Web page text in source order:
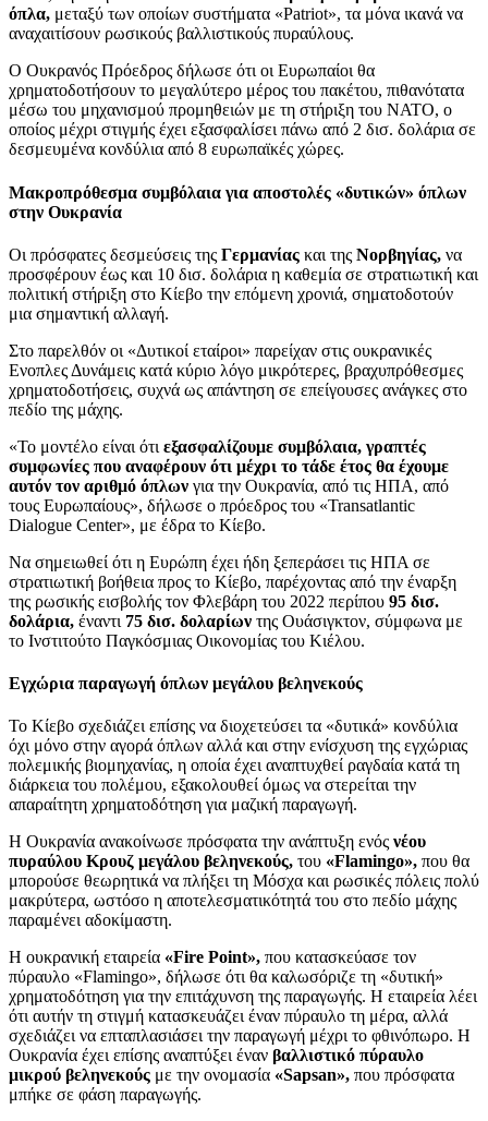
όπλα, μεταξύ των οποίων συστήματα «Patriot», τα μόνα ικανά να
αναχαιτίσουν ρωσικούς βαλλιστικούς πυραύλους.
Ο Ουκρανός Πρόεδρος δήλωσε ότι οι Ευρωπαίοι θα
χρηματοδοτήσουν το μεγαλύτερο μέρος του πακέτου, πιθανότατα
μέσω του μηχανισμού προμηθειών με τη στήριξη του ΝΑΤΟ, ο
οποίος μέχρι στιγμής έχει εξασφαλίσει πάνω από 2 δισ. δολάρια σε
δεσμευμένα κονδύλια από 8 ευρωπαϊκές χώρες.
Μακροπρόθεσμα συμβόλαια για αποστολές «δυτικών» όπλων
στην Ουκρανία
Οι πρόσφατες δεσμεύσεις της Γερμανίας και της Νορβηγίας, να
προσφέρουν έως και 10 δισ. δολάρια η καθεμία σε στρατιωτική και
πολιτική στήριξη στο Κίεβο την επόμενη χρονιά, σηματοδοτούν
μια σημαντική αλλαγή.
Στο παρελθόν οι «Δυτικοί εταίροι» παρείχαν στις ουκρανικές
Ενοπλες Δυνάμεις κατά κύριο λόγο μικρότερες, βραχυπρόθεσμες
χρηματοδοτήσεις, συχνά ως απάντηση σε επείγουσες ανάγκες στο
πεδίο της μάχης.
«Το μοντέλο είναι ότι εξασφαλίζουμε συμβόλαια, γραπτές
συμφωνίες που αναφέρουν ότι μέχρι το τάδε έτος θα έχουμε
αυτόν τον αριθμό όπλων για την Ουκρανία, από τις ΗΠΑ, από
τους Ευρωπαίους», δήλωσε ο πρόεδρος του «Transatlantic
Dialogue Center», με έδρα το Κίεβο.
Να σημειωθεί ότι η Ευρώπη έχει ήδη ξεπεράσει τις ΗΠΑ σε
στρατιωτική βοήθεια προς το Κίεβο, παρέχοντας από την έναρξη
της ρωσικής εισβολής τον Φλεβάρη του 2022 περίπου 95 δισ.
δολάρια, έναντι 75 δισ. δολαρίων της Ουάσιγκτον, σύμφωνα με
το Ινστιτούτο Παγκόσμιας Οικονομίας του Κιέλου.
Εγχώρια παραγωγή όπλων μεγάλου βεληνεκούς
Το Κίεβο σχεδιάζει επίσης να διοχετεύσει τα «δυτικά» κονδύλια
όχι μόνο στην αγορά όπλων αλλά και στην ενίσχυση της εγχώριας
πολεμικής βιομηχανίας, η οποία έχει αναπτυχθεί ραγδαία κατά τη
διάρκεια του πολέμου, εξακολουθεί όμως να στερείται την
απαραίτητη χρηματοδότηση για μαζική παραγωγή.
Η Ουκρανία ανακοίνωσε πρόσφατα την ανάπτυξη ενός νέου
πυραύλου Κρουζ μεγάλου βεληνεκούς, του «Flamingo», που θα
μπορούσε θεωρητικά να πλήξει τη Μόσχα και ρωσικές πόλεις πολύ
μακρύτερα, ωστόσο η αποτελεσματικότητά του στο πεδίο μάχης
παραμένει αδοκίμαστη.
Η ουκρανική εταιρεία «Fire Point», που κατασκεύασε τον
πύραυλο «Flamingo», δήλωσε ότι θα καλωσόριζε τη «δυτική»
χρηματοδότηση για την επιτάχυνση της παραγωγής. Η εταιρεία λέει
ότι αυτήν τη στιγμή κατασκευάζει έναν πύραυλο τη μέρα, αλλά
σχεδιάζει να επταπλασιάσει την παραγωγή μέχρι το φθινόπωρο. Η
Ουκρανία έχει επίσης αναπτύξει έναν βαλλιστικό πύραυλο
μικρού βεληνεκούς με την ονομασία «Sapsan», που πρόσφατα
μπήκε σε φάση παραγωγής.